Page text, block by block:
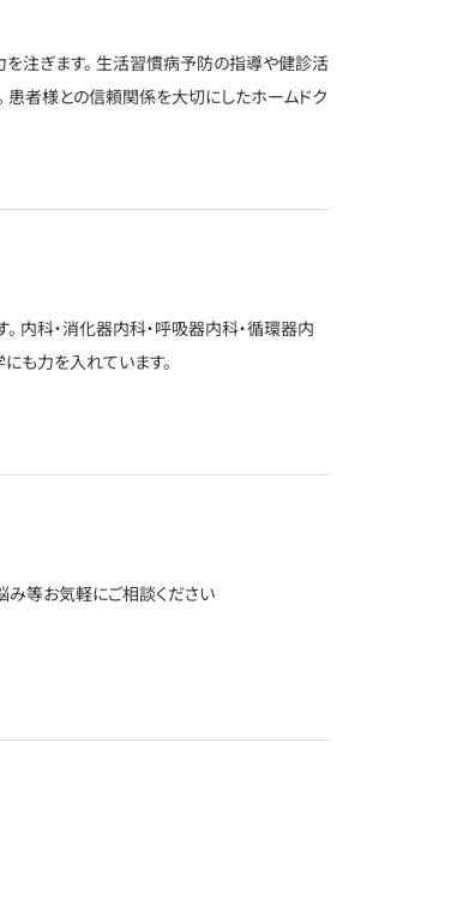
注ぎます。 生活習慣病予防の指導や健診活
患者様との信頼関係を大切にしたホームドク
内科・消化器内科・呼吸器内科・循環器内
も力を入れています。
み等お気軽にご相談ください